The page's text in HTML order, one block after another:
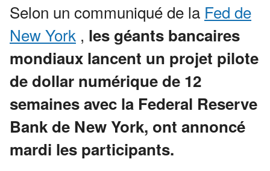
Selon un communiqué de la Fed de
New York , les géants bancaires
mondiaux lancent un projet pilote
de dollar numérique de 12
semaines avec la Federal Reserve
Bank de New York, ont annoncé
mardi les participants.